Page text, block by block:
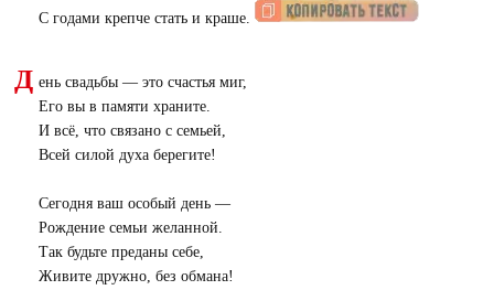
С годами крепче стать и краше.
Д ень свадьбы — это счастья миг,
Его вы в памяти храните.
И всё, что связано с семьей,
Всей силой духа берегите!
Сегодня ваш особый день —
Рождение семьи желанной.
Так будьте преданы себе,
Живите дружно, без обмана!